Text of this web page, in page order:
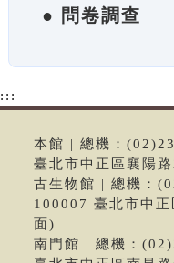
● 問卷調查
:::
本館 | 總機：
臺北市中正區襄陽
古生物館 | 總機：
100007 臺北市中
面)
南門館 | 總機：